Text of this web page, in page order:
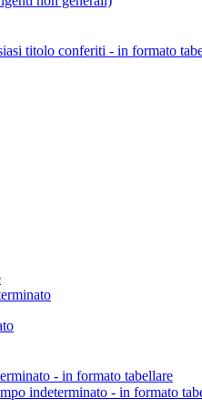
titolo conferiti - in formato
- in formato tabellare
indeterminato - in formato